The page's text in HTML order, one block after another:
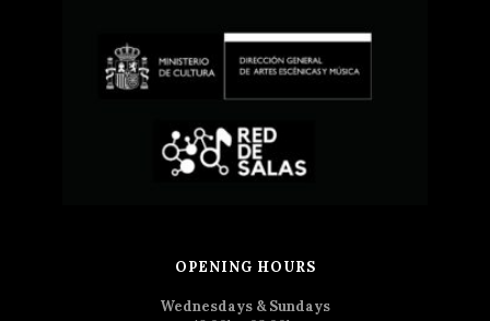
OPENING HOURS
Wednesdays & Sundays